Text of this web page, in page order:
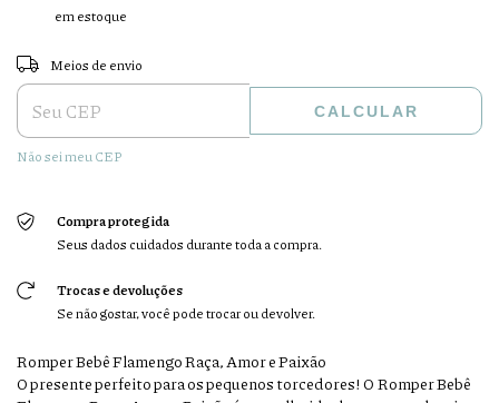
em estoque
Entregas para o CEP:
Meios de envio
CALCULAR
Não sei meu CEP
Compra protegida
Seus dados cuidados durante toda a compra.
Trocas e devoluções
Se não gostar, você pode trocar ou devolver.
Romper Bebê Flamengo Raça, Amor e Paixão
O presente perfeito para os pequenos torcedores! O Romper Bebê